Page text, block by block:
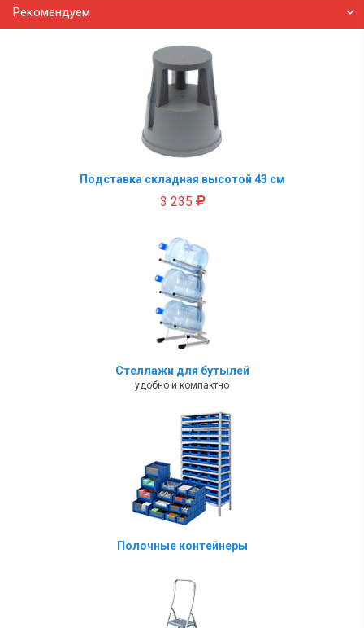
Рекомендуем
Подставка складная высотой 43 см
3 235
Стеллажи для бутылей
удобно и компактно
Полочные контейнеры